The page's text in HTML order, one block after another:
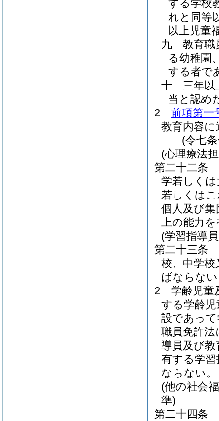
する学校
れと同等
以上児童
九
教育職
る幼稚園
する者で
十
三年以
当と認め
2
前項第一
教育内容
(令七
(心理療法
第二十二条
学若しく
若しくは
個人及び
上の能力
(学習指導
第二十三条
校、中学
ばならな
2
学齢児童
する学齢
設であっ
職員免許
導員及び
有する学
ならない。
(他の社会
準)
第二十四条